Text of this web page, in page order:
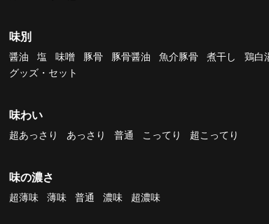
味別
醤油 塩 味噌 豚骨 豚骨醤油 魚介豚骨 煮干し 鶏白
グッズ・セット
味わい
超あっさり あっさり 普通 こってり 超こってり
味の濃さ
超薄味 薄味 普通 濃味 超濃味